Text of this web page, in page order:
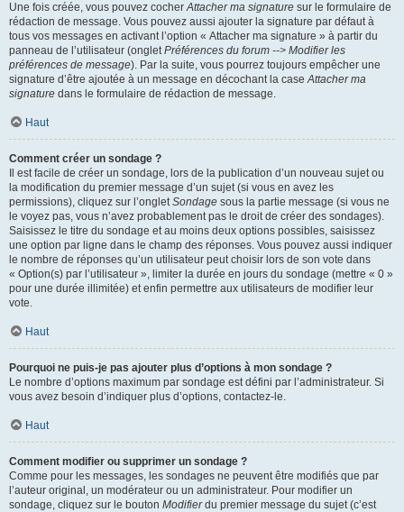
Une fois créée, vous pouvez cocherAttacher ma signature sur le formulaire de
rédaction de message. Vous pouvez aussi ajouter la signature par défaut à
tous vos messages en activant l’option « Attacher ma signature » à partir du
panneau de l’utilisateur (ongletPréférences du forum --> Modifier les
préférences de message). Par la suite, vous pourrez toujours empêcher une
signature d’être ajoutée à un message en décochant la caseAttacher ma
signature dans le formulaire de rédaction de message.
Haut
Comment créer un sondage ?
Il est facile de créer un sondage, lors de la publication d’un nouveau sujet ou
la modification du premier message d’un sujet (si vous en avez les
permissions), cliquez sur l’ongletSondage sous la partie message (si vous ne
le voyez pas, vous n’avez probablement pas le droit de créer des sondages).
Saisissez le titre du sondage et au moins deux options possibles, saisissez
une option par ligne dans le champ des réponses. Vous pouvez aussi indiquer
le nombre de réponses qu’un utilisateur peut choisir lors de son vote dans
« Option(s) par l’utilisateur », limiter la durée en jours du sondage (mettre « 0 »
pour une durée illimitée) et enfin permettre aux utilisateurs de modifier leur
vote.
Haut
Pourquoi ne puis-je pas ajouter plus d’options à mon sondage ?
Le nombre d’options maximum par sondage est défini par l’administrateur. Si
vous avez besoin d’indiquer plus d’options, contactez-le.
Haut
Comment modifier ou supprimer un sondage ?
Comme pour les messages, les sondages ne peuvent être modifiés que par
l’auteur original, un modérateur ou un administrateur. Pour modifier un
sondage, cliquez sur le bouton Modifierdu premier message du sujet (c’est